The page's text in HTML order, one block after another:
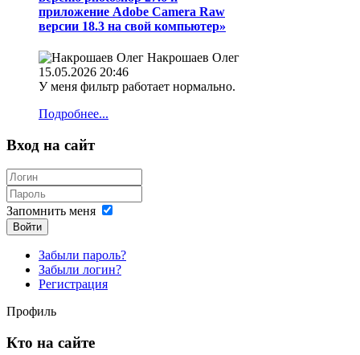
приложение Adobe Camera Raw
версии 18.3 на свой компьютер»
Накрошаев Олег
15.05.2026 20:46
У меня фильтр работает нормально.
Подробнее...
Вход на сайт
Запомнить меня
Войти
Забыли пароль?
Забыли логин?
Регистрация
Профиль
Кто на сайте